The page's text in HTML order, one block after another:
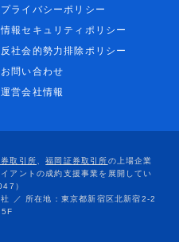
プライバシーポリシー
情報セキュリティポリシー
反社会的勢力排除ポリシー
お問い合わせ
運営会社情報